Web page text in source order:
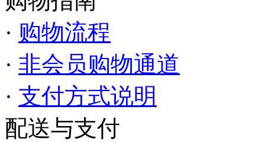
· 购物流程
· 非会员购物通道
· 支付方式说明
配送与支付